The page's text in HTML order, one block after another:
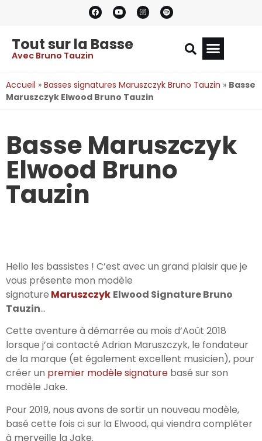
Tout sur la Basse
Avec Bruno Tauzin
Accueil » Basses signatures Maruszczyk Bruno Tauzin » Basse
Maruszczyk Elwood Bruno Tauzin
Basse Maruszczyk
Elwood Bruno
Tauzin​
Hello les bassistes ! C’est avec un grand plaisir que je
vous présente mon modèle
signature Maruszczyk Elwood Signature Bruno
Tauzin…
Cette aventure à démarrée au mois d’Août 2018
lorsque j’ai contacté Adrian Maruszczyk, le fondateur
de la marque (et également excellent musicien), pour
créer un premier modèle signature basé sur son
modèle Jake.
Pour 2019, nous avons de sortir un nouveau modèle,
basé cette fois ci sur la Elwood, qui viendra compléter
à merveille la Jake.